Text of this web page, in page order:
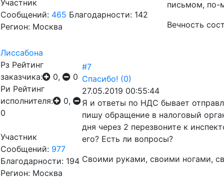
Участник
Сообщений: 465 Благодарности: 142
Регион: Москва
письмом, по-
Вечность
Лиссабона
Рз Рейтинг
заказчика:
0,
0
Ри Рейтинг
исполнителя:
0,
0
Участник
Сообщений: 977
Благодарности: 194
Регион: Москва
#7
Спасибо! (0)
27.05.2019 00:55:44
Я и ответы по НДС бывает
пишу обращение в налоговый
дня через 2 перезвоните к
его? Есть ли вопросы?
Своими руками, своими ногами,